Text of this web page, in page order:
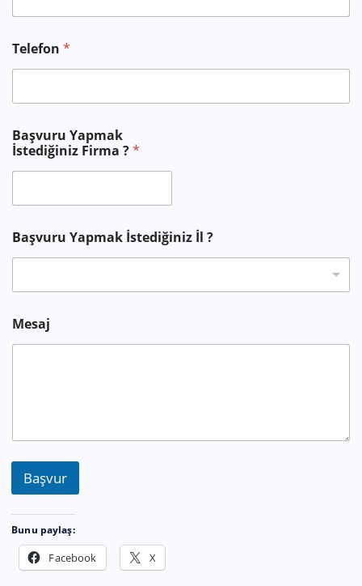
s
t
d
ğ
i
n
i
B
ş
u
Telefon*
Başvuru Yapmak
İstediğiniz Firma ?*
Başvuru Yapmak İstediğiniz İl ?
Mesaj
Başvur
Bunu paylaş:
Facebook X